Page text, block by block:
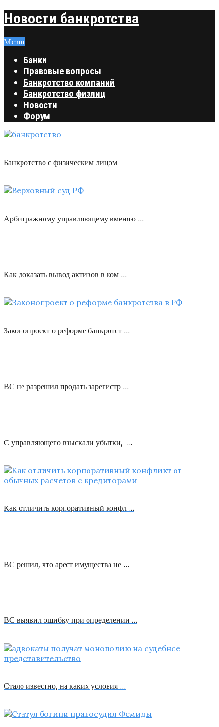
Новости банкротства
Menu
Банки
Правовые вопросы
Банкротство компаний
Банкротство физлиц
Новости
Форум
Банкротство с физическим лицом
Арбитражному управляющему вменяю …
Как доказать вывод активов в ком …
Законопроект о реформе банкротст …
ВС не разрешил продать зарегистр …
С управляющего взыскали убытки, …
Как отличить корпоративный конфл …
ВС решил, что арест имущества не …
ВС выявил ошибку при определении …
Стало известно, на каких условия …